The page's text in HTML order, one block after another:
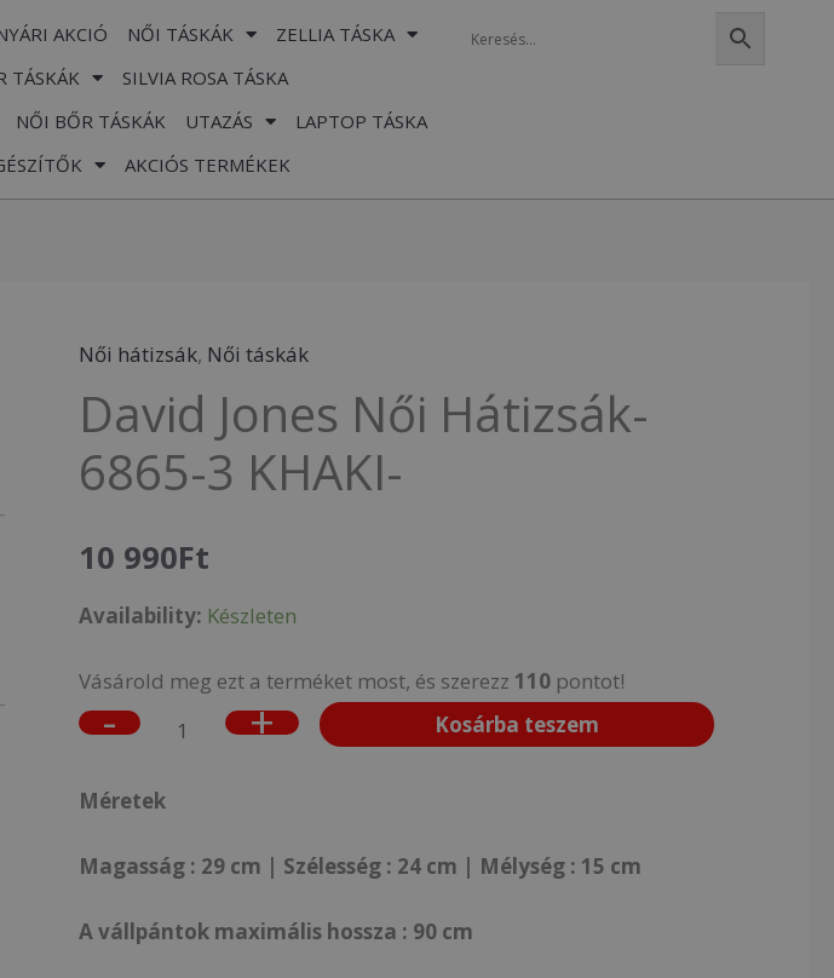
AKCIÓ NŐI TÁSKÁK
ZELLIA TÁSKA
TÁSKÁK
SILVIA ROSA TÁSKA
NŐI BŐR TÁSKÁK UTAZÁS
LAPTOP TÁSKA
AKCIÓS TERMÉKEK
Női hátizsák, Női táskák
David Jones Női Hátizsák-
6865-3 KHAKI-
10 990Ft
Availability: Készleten
Vásárold meg ezt a terméket most, és szerezz 110 pontot!
-
David
Jones
Női
Hátizsák-
3
KHAKI-
+ Kosárba teszem
Méretek
Magasság : 29 cm | Szélesség : 24 cm | Mélység : 15 cm
A vállpántok maximális hossza : 90 cm